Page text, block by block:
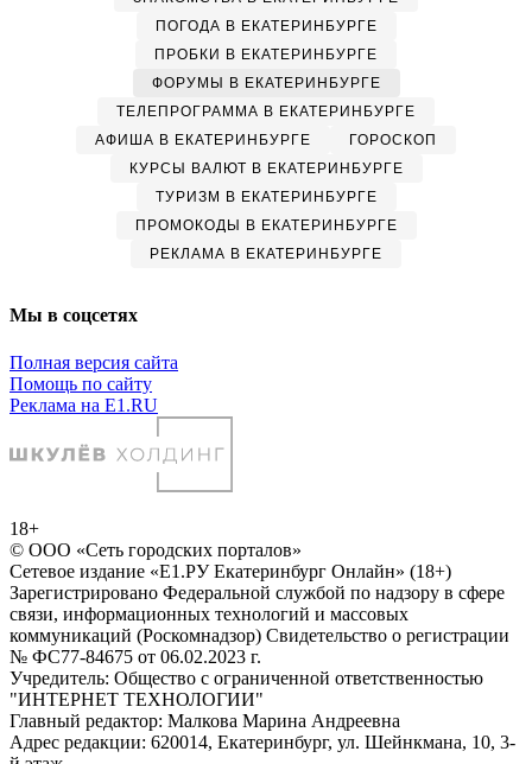
ПОГОДА В ЕКАТЕРИНБУРГЕ
ПРОБКИ В ЕКАТЕРИНБУРГЕ
ФОРУМЫ В ЕКАТЕРИНБУРГЕ
ТЕЛЕПРОГРАММА В ЕКАТЕРИНБУРГЕ
АФИША В ЕКАТЕРИНБУРГЕ
ГОРОСКОП
КУРСЫ ВАЛЮТ В ЕКАТЕРИНБУРГЕ
ТУРИЗМ В ЕКАТЕРИНБУРГЕ
ПРОМОКОДЫ В ЕКАТЕРИНБУРГЕ
РЕКЛАМА В ЕКАТЕРИНБУРГЕ
Мы в соцсетях
Полная версия сайта
Помощь по сайту
Реклама на E1.RU
18+
© ООО «Сеть городских порталов»
Сетевое издание «Е1.РУ Екатеринбург Онлайн» (18+)
Зарегистрировано Федеральной службой по надзору в сфере
связи, информационных технологий и массовых
коммуникаций (Роскомнадзор) Свидетельство о регистрации
№ ФС77-84675 от 06.02.2023 г.
Учредитель: Общество с ограниченной ответственностью
"ИНТЕРНЕТ ТЕХНОЛОГИИ"
Главный редактор: Малкова Марина Андреевна
Адрес редакции: 620014, Екатеринбург, ул. Шейнкмана, 10, 3-